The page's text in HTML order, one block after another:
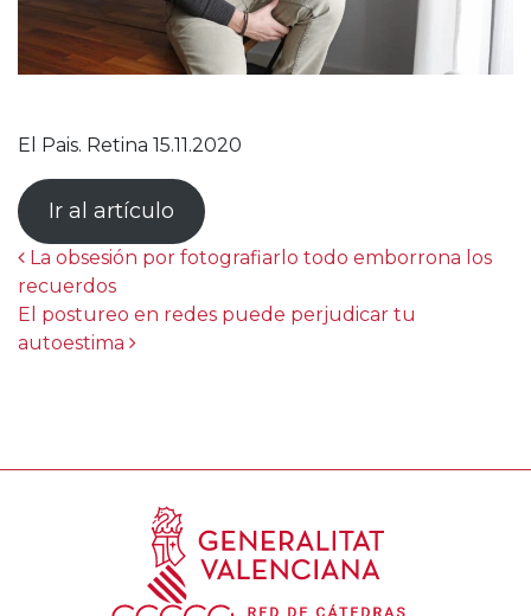
El Pais. Retina 15.11.2020
Ir al artículo
Post navigation
La obsesión por fotografiarlo todo emborrona los
recuerdos
El postureo en redes puede perjudicar tu
autoestima